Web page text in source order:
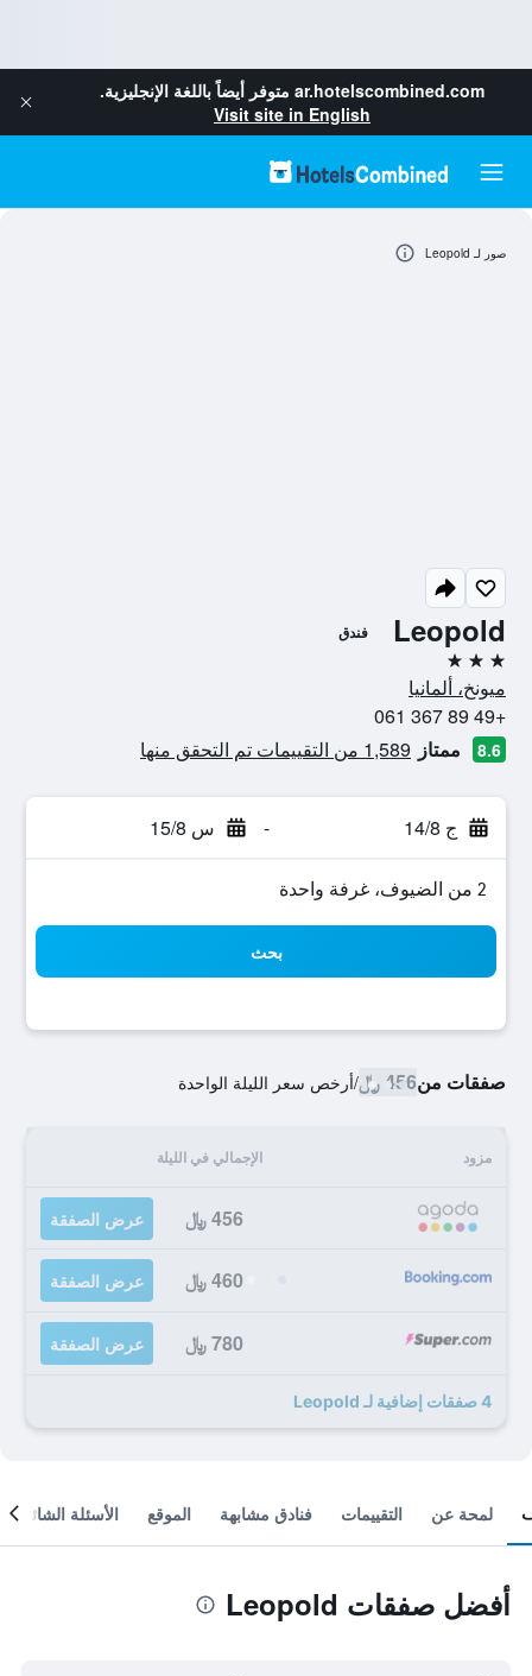
ar.hotelscombined.com متوفر أيضاً باللغة الإنجليزية.
Visit site in English
Leopold فندق
3 نجوم
ميونخ، ألمانيا
+49 89 367 061
8.6 ممتاز 1,589 من التقييمات تم التحقق منها
ج 14/8 - س 15/8
2 من الضيوف، غرفة واحدة
بحث
صفقات من456 ﷼ /أرخص سعر الليلة الواحدة
مزود الإجمالي في الليلة
456 ﷼ عرض الصفقة
460 ﷼ عرض الصفقة
780 ﷼ عرض الصفقة
4 صفقات إضافية لـ Leopold
صور لـ Leopold
لمحة عن التقييمات فنادق مشابهة الموقع الأسئلة الشائعة
أفضل صفقات Leopold